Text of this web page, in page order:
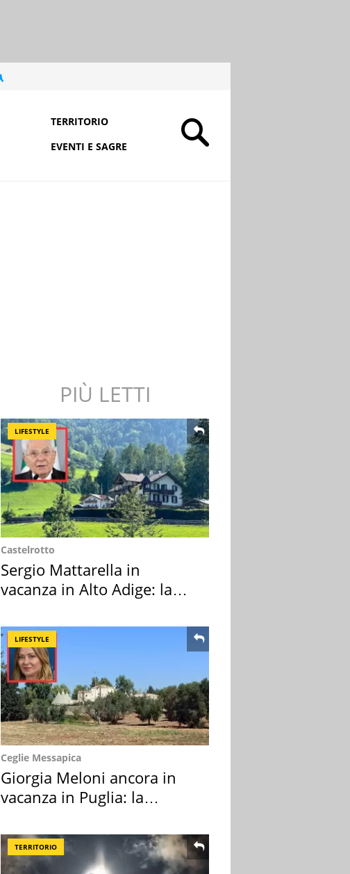
TERRITORIO
EVENTI E SAGRE
PIÙ LETTI
LIFESTYLE
Castelrotto
Sergio Mattarella in
vacanza in Alto Adige: la
LIFESTYLE
Ceglie Messapica
Giorgia Meloni ancora in
vacanza in Puglia: la
TERRITORIO